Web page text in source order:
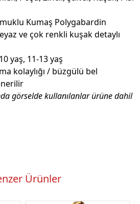
Kumaş Polygabardin
ve çok renkli kuşak detaylı
yaş, 11-13 yaş
kolaylığı / büzgülü bel
görselde kullanılanlar ürüne dahil
Ürünler